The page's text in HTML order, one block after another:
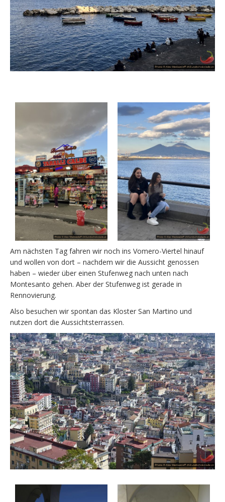
Am nächsten Tag fahren wir noch ins Vomero-Viertel hinauf
und wollen von dort – nachdem wir die Aussicht genossen
haben – wieder über einen Stufenweg nach unten nach
Montesanto gehen. Aber der Stufenweg ist gerade in
Rennovierung.
Also besuchen wir spontan das Kloster San Martino und
nutzen dort die Aussichtsterrassen.